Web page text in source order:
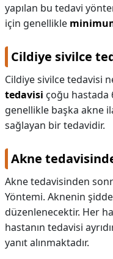
yapılan bu tedavi
için genellikle
Cildiye sivilce
Cildiye sivilce tedavisi
tedavisi çoğu hastada
genellikle başka akne
sağlayan bir tedavidir.
Akne
Akne tedavisinden
Yöntemi. Aknenin
düzenlenecektir. Her
hastanın tedavisi
yanıt alınmaktadır.